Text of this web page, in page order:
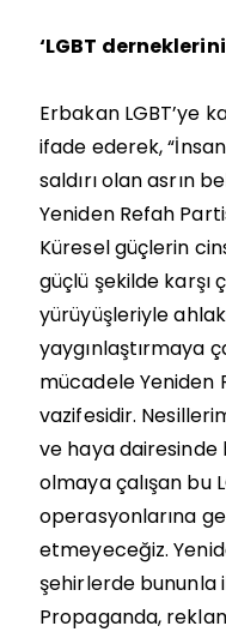
‘LGBT
Erbakan LGBT’ye
ifade ederek,
saldırı olan asrın
Yeniden Refah
Küresel güçlerin
güçlü şekilde karşı
yürüyüşleriyle
yaygınlaştırmaya
mücadele Yeniden
vazifesidir.
ve haya
olmaya çalışan bu
operasyonlarına
etmeyeceğiz.
şehirlerde bununla
Propaganda,